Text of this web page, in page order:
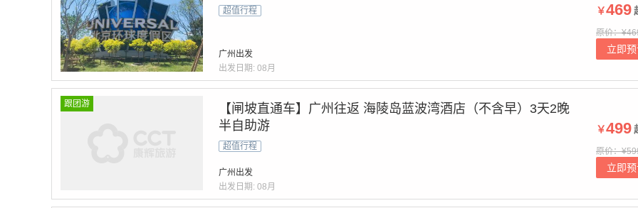
超值行程
广州出发
出发日期: 08月
￥469
原价：
立即
跟团游
【闸坡直通车】广州往返 海陵岛蓝波湾酒店（不含早）3天2晚
半自助游
超值行程
广州出发
出发日期: 08月
￥499
原价：
立即